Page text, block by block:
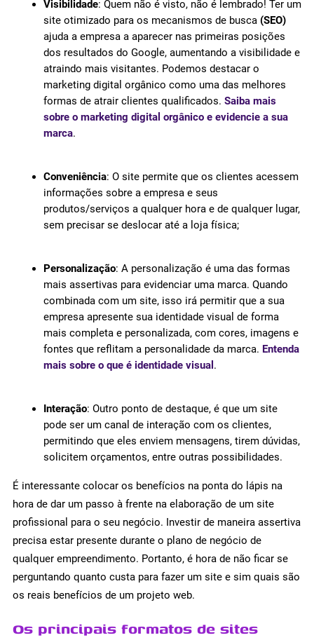
Visibilidade: Quem não é visto, não é lembrado! Ter um
site otimizado para os mecanismos de busca (SEO)
ajuda a empresa a aparecer nas primeiras posições
dos resultados do Google, aumentando a visibilidade e
atraindo mais visitantes. Podemos destacar o
marketing digital orgânico como uma das melhores
formas de atrair clientes qualificados. Saiba mais
sobre o marketing digital orgânico e evidencie a sua
marca.
Conveniência: O site permite que os clientes acessem
informações sobre a empresa e seus
produtos/serviços a qualquer hora e de qualquer lugar,
sem precisar se deslocar até a loja física;
Personalização: A personalização é uma das formas
mais assertivas para evidenciar uma marca. Quando
combinada com um site, isso irá permitir que a sua
empresa apresente sua identidade visual de forma
mais completa e personalizada, com cores, imagens e
fontes que reflitam a personalidade da marca. Entenda
mais sobre o que é identidade visual .
Interação: Outro ponto de destaque, é que um site
pode ser um canal de interação com os clientes,
permitindo que eles enviem mensagens, tirem dúvidas,
solicitem orçamentos, entre outras possibilidades.
É interessante colocar os benefícios na ponta do lápis na
hora de dar um passo à frente na elaboração de um site
profissional para o seu negócio. Investir de maneira assertiva
precisa estar presente durante o plano de negócio de
qualquer empreendimento. Portanto, é hora de não ficar se
perguntando quanto custa para fazer um site e sim quais são
os reais benefícios de um projeto web.
Os principais formatos de sites